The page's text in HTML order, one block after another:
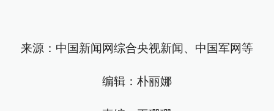
来源：中国新闻网综合央视新闻、中国军网等
编辑：朴丽娜